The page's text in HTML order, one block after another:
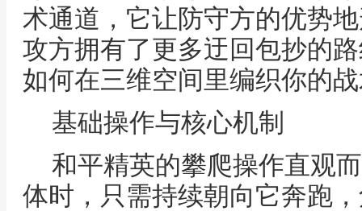
术通道，它让防守方的优势
攻方拥有了更多迂回包抄的
如何在三维空间里编织你的
基础操作与核心机制
和平精英的攀爬操作直观
体时，只需持续朝向它奔跑